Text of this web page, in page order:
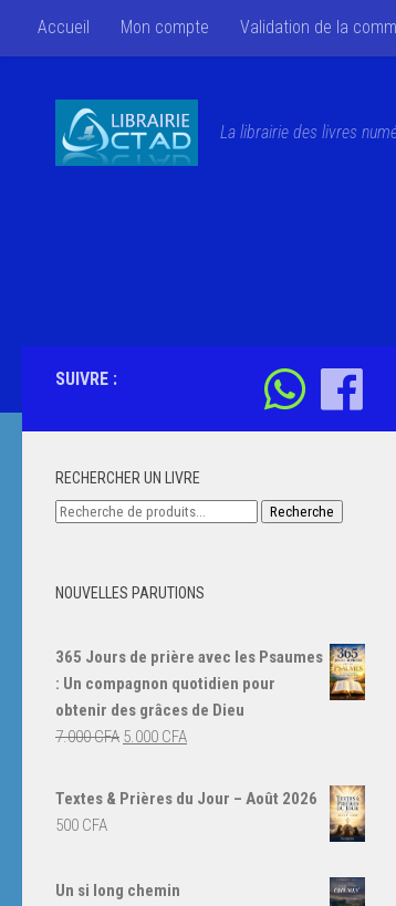
Skip to content
Accueil Mon compte Validation de la
La librairie des livres
SUIVRE :
RECHERCHER UN LIVRE
Recherche
Recherche
NOUVELLES PARUTIONS
365 Jours de prière avec les Psaumes
: Un compagnon quotidien pour
obtenir des grâces de Dieu
7.000CFA Le
initial
5.000 CFALe
actuel
Textes & Prières du Jour – Août 2026
500 CFA
Un si long chemin